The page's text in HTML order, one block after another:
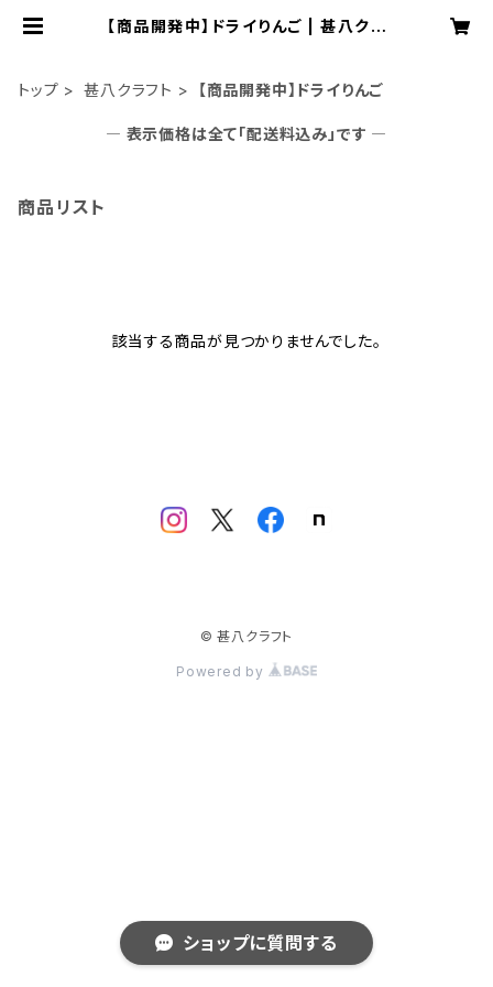
【商品開発中】ドライりんご | 甚八クラ
トップ 甚八クラフト 【商品開発中】ドライりんご
― 表示価格は全て「配送料込み」です ―
商品リスト
該当する商品が見つかりませんでした。
© 甚八クラフト
Powered by
ショップに質問する